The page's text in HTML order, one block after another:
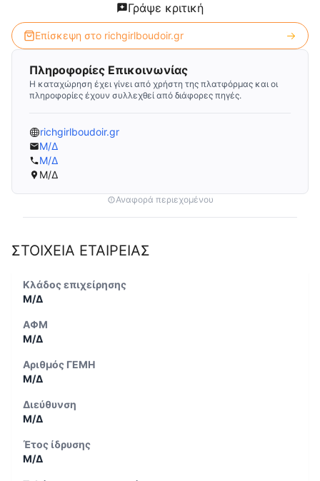
Γράψε κριτική
Επίσκεψη στο richgirlboudoir.gr
Πληροφορίες Επικοινωνίας
Η καταχώρηση έχει γίνει από χρήστη της πλατφόρμας και οι
πληροφορίες έχουν συλλεχθεί από διάφορες πηγές.
richgirlboudoir.gr
Μ/Δ
Μ/Δ
Μ/Δ
Αναφορά περιεχομένου
ΣΤΟΙΧΕΙΑ ΕΤΑΙΡΕΙΑΣ
Κλάδος επιχείρησης
Μ/Δ
ΑΦΜ
Μ/Δ
Αριθμός ΓΕΜΗ
Μ/Δ
Διεύθυνση
Μ/Δ
Έτος ίδρυσης
Μ/Δ